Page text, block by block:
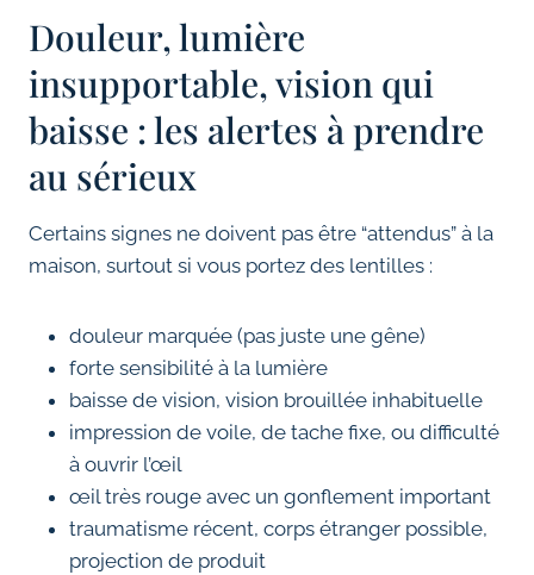
Douleur, lumière
insupportable, vision qui
baisse : les alertes à prendre
au sérieux
Certains signes ne doivent pas être “attendus” à la
maison, surtout si vous portez des lentilles :
douleur marquée (pas juste une gêne)
forte sensibilité à la lumière
baisse de vision, vision brouillée inhabituelle
impression de voile, de tache fixe, ou difficulté
à ouvrir l’œil
œil très rouge avec un gonflement important
traumatisme récent, corps étranger possible,
projection de produit